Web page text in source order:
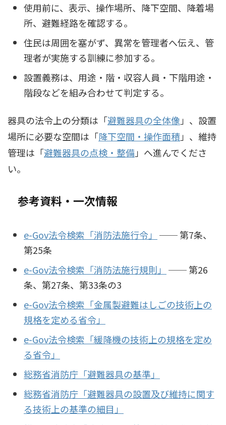
使用前に、表示、操作場所、降下空間、降着場
所、避難経路を確認する。
住民は周囲を塞がず、異常を管理者へ伝え、管
理者が実施する訓練に参加する。
設置義務は、用途・階・収容人員・下階用途・
階段などを組み合わせて判定する。
器具の法令上の分類は「避難器具の全体像 」、設置
場所に必要な空間は「降下空間・操作面積」、維持
管理は「避難器具の点検・整備」へ進んでくださ
い。
参考資料・一次情報
e-Gov法令検索「消防法施行令」 ── 第7条、
第25条
e-Gov法令検索「消防法施行規則」 ── 第26
条、第27条、第33条の3
e-Gov法令検索「金属製避難はしごの技術上の
規格を定める省令」
e-Gov法令検索「緩降機の技術上の規格を定め
る省令」
総務省消防庁「避難器具の基準」
総務省消防庁「避難器具の設置及び維持に関す
る技術上の基準の細目」